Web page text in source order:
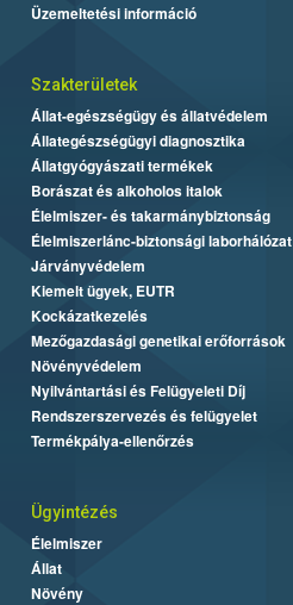
Üzemeltetési információ
Szakterületek
Állat-egészségügy és állatvédelem
Állategészségügyi diagnosztika
Állatgyógyászati termékek
Borászat és alkoholos italok
Élelmiszer- és takarmánybiztonság
Élelmiszerlánc-biztonsági laborhálózat
Járványvédelem
Kiemelt ügyek, EUTR
Kockázatkezelés
Mezőgazdasági genetikai erőforrások
Növényvédelem
Nyilvántartási és Felügyeleti Díj
Rendszerszervezés és felügyelet
Termékpálya-ellenőrzés
Ügyintézés
Élelmiszer
Állat
Növény